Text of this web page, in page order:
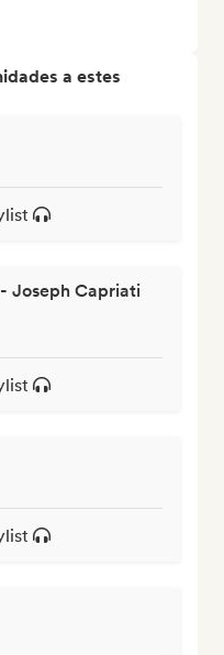
a estes
Joseph Capriati